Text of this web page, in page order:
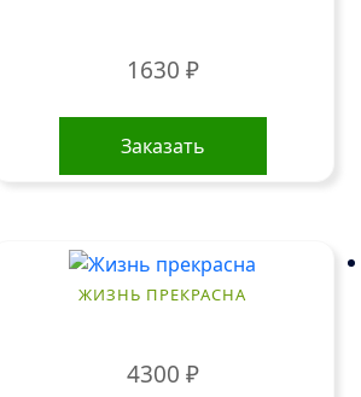
1630 ₽
Заказать
ЖИЗНЬ ПРЕКРАСНА
4300 ₽